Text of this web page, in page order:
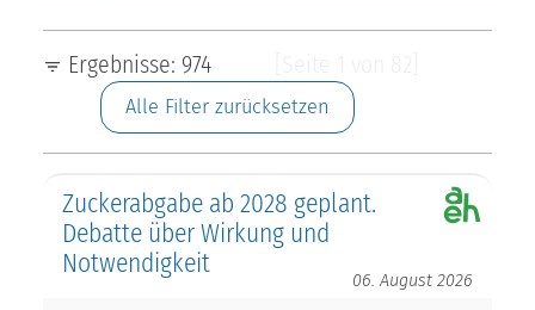
Ergebnisse: 974
Alle Filter zurücksetzen
Zuckerabgabe ab 2028 geplant.
Debatte über Wirkung und
Notwendigkeit
06. August 2026